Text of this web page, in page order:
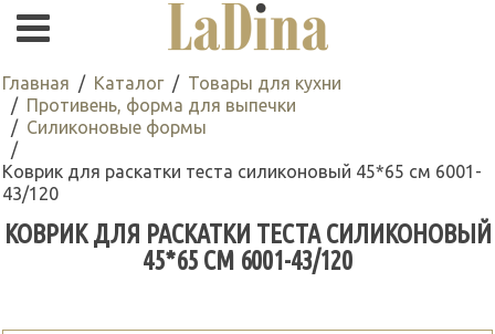
Главная Каталог
Товары для кухни
Противень, форма для выпечки
Силиконовые формы
Коврик для раскатки теста силиконовый 45*65 см 6001-
43/120
КОВРИК ДЛЯ РАСКАТКИ ТЕСТА СИЛИКОНОВЫЙ
45*65 СМ 6001-43/120